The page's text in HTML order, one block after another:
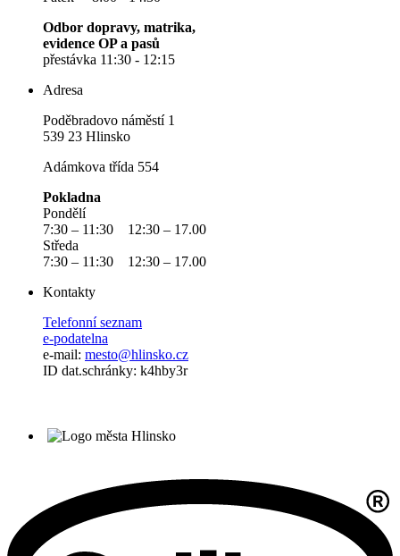
Odbor dopravy, matrika,
evidence OP a pasů
přestávka 11:30 - 12:15
Adresa
Poděbradovo náměstí 1
539 23 Hlinsko
Adámkova třída 554
Pokladna
Pondělí
7:30 – 11:30 12:30 – 17.00
Středa
7:30 – 11:30 12:30 – 17.00
Kontakty
Telefonní seznam
e-podatelna
e-mail: mesto@hlinsko.cz
ID dat.schránky: k4hby3r